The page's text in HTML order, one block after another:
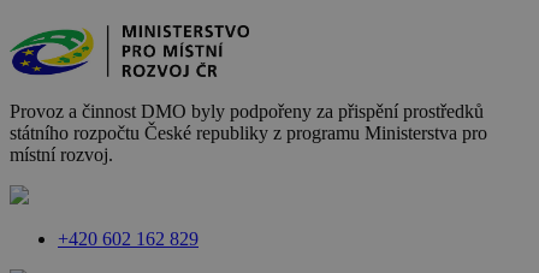
Provoz a činnost DMO byly podpořeny za přispění prostředků
státního rozpočtu České republiky z programu Ministerstva pro
místní rozvoj.
+420 602 162 829